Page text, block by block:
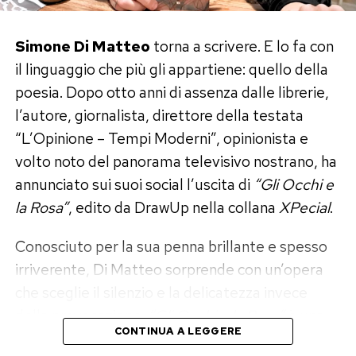
Post Views: 9.789
Una Roma che cambia volto
Il contesto postunitario era un laboratorio
instabile: si discuteva di identità nazionale, di
modernizzazione, di rapporti con l’Europa. Nei
palazzi Caetani e Primoli, politici, letterati,
archeologi, musicisti e scienziati si incontravano
con una naturalezza che oggi sembrerebbe
impensabile. Lì si formavano opinioni, si
consolidavano reti di potere, si sperimentavano
idee nuove sulla società e sulla cultura.
Attraverso le fotografie di Primoli e gli scritti di
Simone Di Matteo torna a scrivere. E lo fa con
il linguaggio che più gli appartiene: quello della
poesia. Dopo otto anni di assenza dalle librerie,
l’autore, giornalista, direttore della testata
“L’Opinione – Tempi Moderni”, opinionista e
volto noto del panorama televisivo nostrano, ha
annunciato sui suoi social l’uscita di “Gli Occhi e
la Rosa”, edito da DrawUp nella collanaXPecial.
Conosciuto per la sua penna brillante e spesso
irriverente, Di Matteo sorprende con un’opera
della provocazione.“Gli Occhi e la Rosa”è una
fiaba moderna, costruita come un dialogo
CONTINUA A LEGGERE